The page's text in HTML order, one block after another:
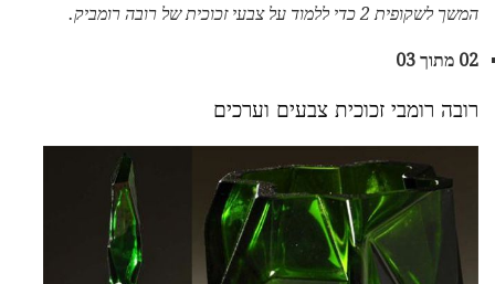
המשך לשקופית 2 כדי ללמוד על צבעי זכוכית של רובה רומביק.
02 מתוך 03
רובה רומבי זכוכית צבעים וערכים